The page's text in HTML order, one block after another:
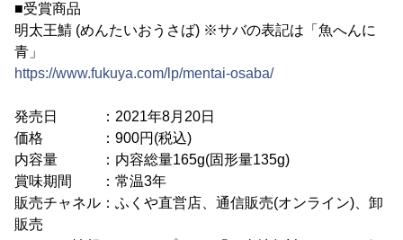
■受賞商品
明太王鯖 (めんたいおうさば) ※サバの表記は「魚へんに
青」
https://www.fukuya.com/lp/mentai-osaba/
発売日 ：2021年8月20日
価格 ：900円(税込)
内容量 ：内容総量165g(固形量135g)
賞味期間 ：常温3年
販売チャネル：ふくや直営店、通信販売(オンライン)、卸
販売